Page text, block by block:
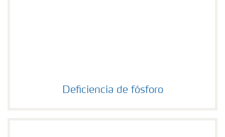
Deficiencia de fósforo
Deficiencia de fósforo